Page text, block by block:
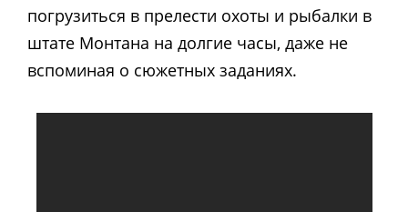
погрузиться в прелести охоты и рыбалки в
штате Монтана на долгие часы, даже не
вспоминая о сюжетных заданиях.